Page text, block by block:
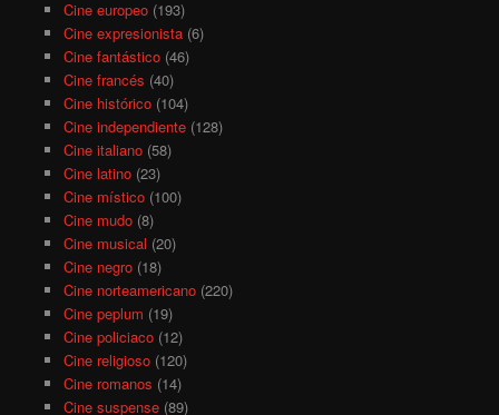
Cine europeo(193)
Cine expresionista(6)
Cine fantástico(46)
Cine francés (40)
Cine histórico(104)
Cine independiente(128)
Cine italiano(58)
Cine latino(23)
Cine místico(100)
Cine mudo(8)
Cine musical (20)
Cine negro(18)
Cine norteamericano(220)
Cine peplum (19)
Cine policiaco(12)
Cine religioso(120)
Cine romanos (14)
Cine suspense(89)